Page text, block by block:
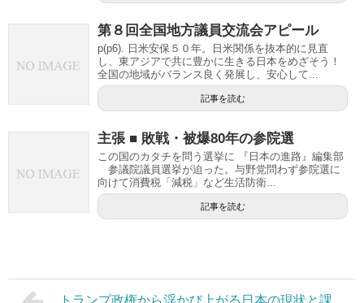
第８回全国地方議員交流会アピール
p(p6). 日米安保５０年。日米関係を抜本的に見直
し、東アジアで共に豊かに生きる日本をめざそう！
全国の地域がバランス良く発展し、安心して...
記事を読む
主張 ■ 敗戦・被爆80年の参院選
この国のカタチを問う選挙に 『日本の進路』編集部
参議院議員選挙が迫った。与野党問わず参院選に
向けて消費税「減税」など生活防衛...
記事を読む
トランプ政権から浮かび上がる日本の現状と課